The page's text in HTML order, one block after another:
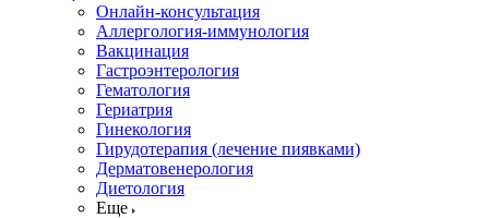
Онлайн-консультация
Аллергология-иммунология
Вакцинация
Гастроэнтерология
Гематология
Гериатрия
Гинекология
Гирудотерапия (лечение пиявками)
Дерматовенерология
Диетология
Еще